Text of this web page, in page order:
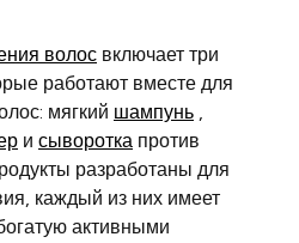
волос включает три
работают вместе для
мягкий шампунь ,
и сыворотка против
разработаны для
каждый из них имеет
активными